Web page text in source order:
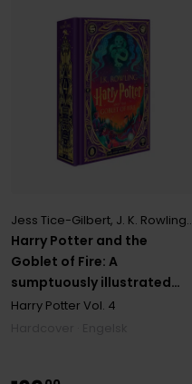
Harry Potter and the
Goblet of Fire: A
sumptuously illustrated
gift book with magical
Jess Tice-Gilbert, J. K. Rowling,
Harry Potter Vol. 4